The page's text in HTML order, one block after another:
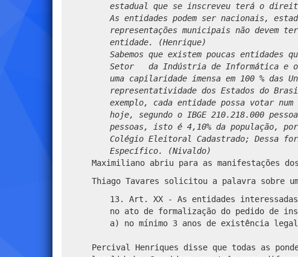
estadual que se inscreveu terá o
As entidades podem ser nacionais,
representações municipais não devem
entidade. (Henrique)
Sabemos que existem poucas
Setor da Indústria de Informática e o
uma capilaridade imensa em 100 % das
representatividade dos Estados do
exemplo, cada entidade possa votar
hoje, segundo o IBGE 210.218.000
pessoas, isto é 4,10% da população,
Colégio Eleitoral Cadastrado; Dessa
Específico. (Nivaldo)
Maximiliano abriu para as manifestações
Thiago Tavares solicitou a palavra sobre
13. Art. XX - As entidades
no ato de formalização do pedido de
a) no mínimo 3 anos de existência
Percival Henriques disse que todas as